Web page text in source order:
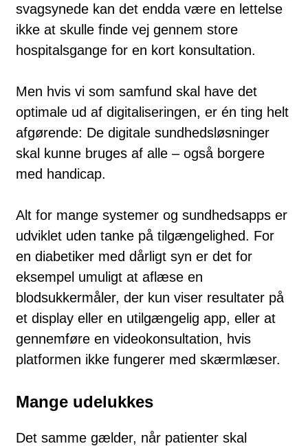
svagsynede kan det endda være en lettelse
ikke at skulle finde vej gennem store
hospitalsgange for en kort konsultation.
Men hvis vi som samfund skal have det
optimale ud af digitaliseringen, er én ting helt
afgørende: De digitale sundhedsløsninger
skal kunne bruges af alle – også borgere
med handicap.
Alt for mange systemer og sundhedsapps er
udviklet uden tanke på tilgængelighed. For
en diabetiker med dårligt syn er det for
eksempel umuligt at aflæse en
blodsukkermåler, der kun viser resultater på
et display eller en utilgængelig app, eller at
gennemføre en videokonsultation, hvis
platformen ikke fungerer med skærmlæser.
Mange udelukkes
Det samme gælder, når patienter skal